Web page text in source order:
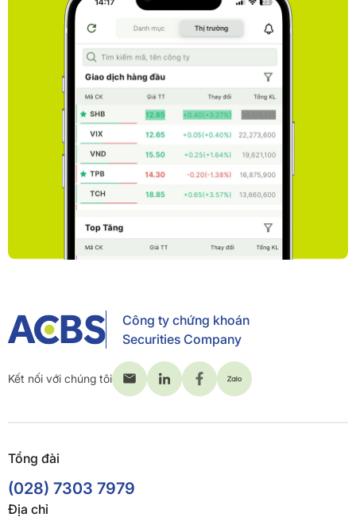
Công ty chứng khoán
Securities Company
Kết nối với chúng tôi
Tổng đài
(028) 7303 7979
Địa chỉ